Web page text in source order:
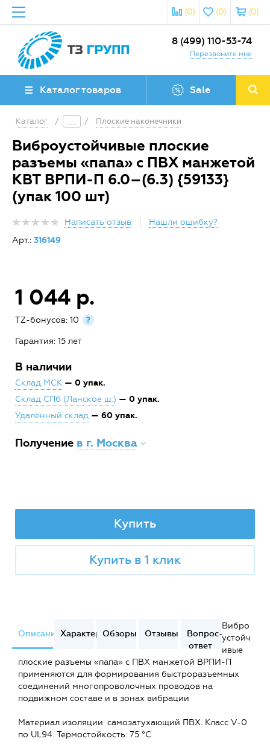
(0)
(0)
(0)
8 (499) 110-53-74
Перезвоните мне
Каталог товаров Sale
Каталог / / Плоские наконечники
Виброустойчивые плоские
разъемы «папа» с ПВХ манжетой
КВТ ВРПИ-П 6.0–(6.3) {59133}
(упак 100 шт)
Написать отзыв
Нашли ошибку?
Арт.: 316149
1 044 р.
TZ-бонусов: 10 ?
Гарантия: 15 лет
В наличии
Склад МСК — 0 упак.
Склад СПб (Ланское ш.) — 0 упак.
Удалённый склад — 60 упак.
Получение в г. Москва
Купить
Купить в 1 клик
ОписаниеХарактеристики
Обзоры Отзывы
Вопрос-
ответ
Вибро
устойч
ивые
плоские разъемы «папа» с ПВХ манжетой ВРПИ-П
применяются для формирования быстроразъемных
соединений многопроволочных проводов на
подвижном составе и в зонах вибрации
Материал изоляции: самозатухающий ПВХ. Класс V-0
по UL94. Термостойкость: 75 °C